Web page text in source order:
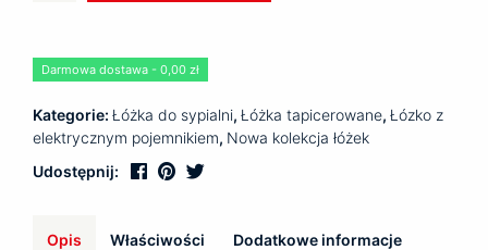
Darmowa dostawa - 0,00 zł
Kategorie: Łóżka do sypialni, Łóżka tapicerowane, Łózko z
elektrycznym pojemnikiem, Nowa kolekcja łóżek
Udostępnij:
Opis Właściwości Dodatkowe informacje